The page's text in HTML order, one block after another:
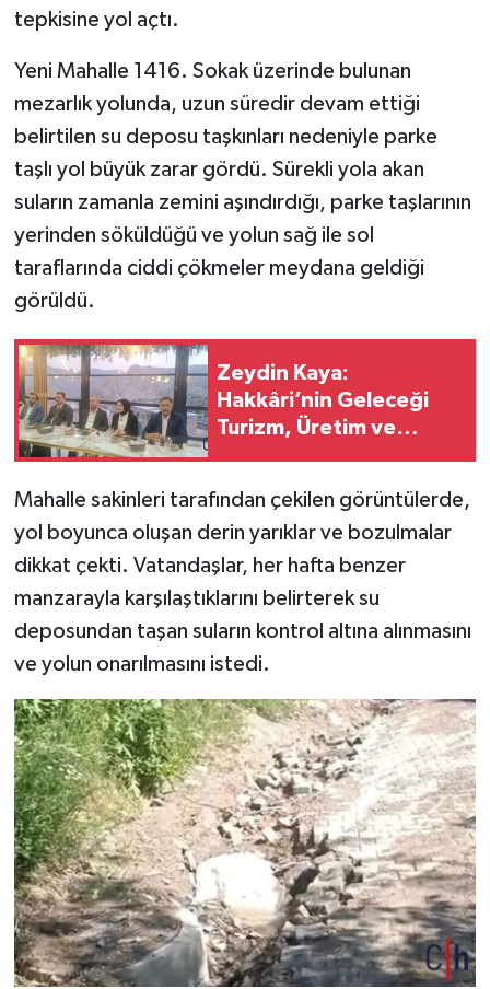
tepkisine yol açtı.
Yeni Mahalle 1416. Sokak üzerinde bulunan
mezarlık yolunda, uzun süredir devam ettiği
belirtilen su deposu taşkınları nedeniyle parke
taşlı yol büyük zarar gördü. Sürekli yola akan
suların zamanla zemini aşındırdığı, parke taşlarının
yerinden söküldüğü ve yolun sağ ile sol
taraflarında ciddi çökmeler meydana geldiği
görüldü.
Zeydin Kaya:
Hakkâri’nin Geleceği
Turizm, Üretim ve
Mahalle sakinleri tarafından çekilen görüntülerde,
yol boyunca oluşan derin yarıklar ve bozulmalar
dikkat çekti. Vatandaşlar, her hafta benzer
manzarayla karşılaştıklarını belirterek su
deposundan taşan suların kontrol altına alınmasını
ve yolun onarılmasını istedi.
SİYASET
SPOR
TARİH
TEKNOLOJİ